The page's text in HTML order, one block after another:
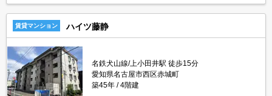
賃貸マンション ハイツ藤静
名鉄犬山線/上小田井駅 徒歩15分
愛知県名古屋市西区赤城町
築45年
4階建